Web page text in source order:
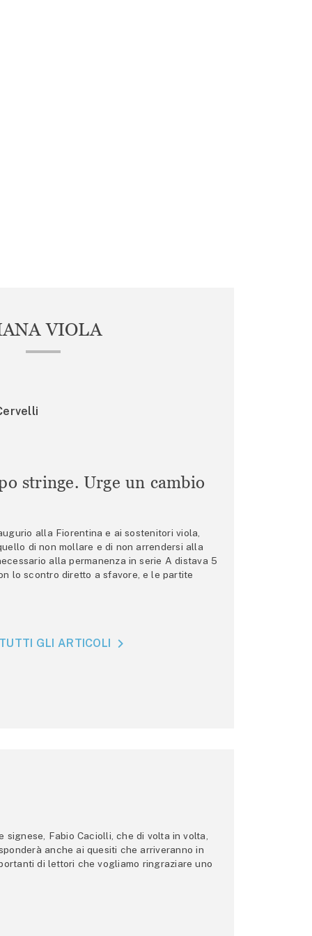
VIOLA
stringe. Urge un cambio
alla Fiorentina e ai sostenitori viola,
di non mollare e di non arrendersi alla
alla permanenza in serie A distava 5
lo scontro diretto a sfavore, e le partite
GLI ARTICOLI
Fabio Caciolli, che di volta in volta,
anche ai quesiti che arriveranno in
di lettori che vogliamo ringraziare uno